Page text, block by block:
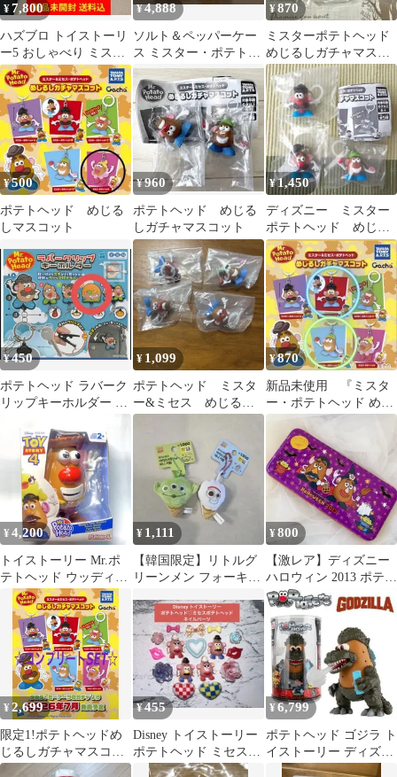
¥7,800
ハズブロ トイストーリ
ー5 おしゃべり ミスタ
ーポテトヘッド 日本語
ピクサー
¥4,888
ソルト＆ペッパーケー
ス ミスター・ポテトヘ
ッド ミセス・ポテトヘ
ッド
¥870
ミスターポテトヘッド
めじるしガチャマスコ
ット 2種セット
¥500
ポテトヘッド めじる
しマスコット
¥960
ポテトヘッド めじる
しガチャマスコット
¥1,450
ディズニー ミスター
ポテトヘッド めじる
しガチャマスコット
トイストーリー
¥450
ポテトヘッド ラバーク
リップキーホルダー ガ
¥ 1,099
ポテトヘッド ミスタ
ー&ミセス めじるし
ガチャマスコット ガ
¥870
新品未使用 『ミスタ
ー・ポテトヘッド めじ
るしガチャマスコッ
ト』 2種セット❷
¥ 4,200
トイストーリー Mr.ポ
テトヘッド ウッディバ
ージョン フィギュア
¥ 1,111
【韓国限定】リトルグ
リーンメン フォーキー
ーリー
¥800
【激レア】ディズニー
ハロウィン 2013 ポテト
ヘッド 缶ケース 空き缶
¥ 2,699
限定1!ポテトヘッドめ
じるしガチャマスコッ
ト全5種 コンプリート
¥455
Disney トイストーリー
ポテトヘッド ミセスポ
テトヘッド ネイルパー
¥6,799
ポテトヘッド ゴジラ ト
イストーリー ディズニ
ー ピクサー フィギュア